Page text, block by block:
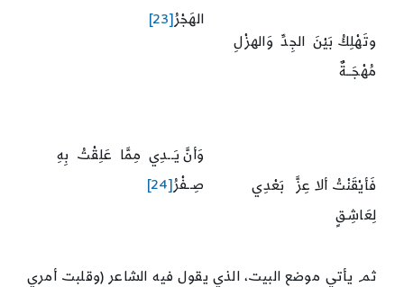
وتَهْلِكُ بَيْنَ الجِدِّ وَالهزْلِ
مُهْجَــةٌ
الهَجْرُ [23]
فَأيْقَنْتُ ألا عِزَّ بَعْدِي
لِعَاشِـقٍ
وَأنَّ يَــدِي مِمَّا عَلِقْتُ بِهِ
صِــفْرُ [24]
ثم يأتي موضع البيت، الذي يقول فيه الشاعر (وقلبت أمري